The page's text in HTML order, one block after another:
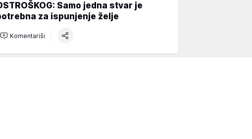
Samo jedna stvar je
za ispunjenje želje
Komentariši